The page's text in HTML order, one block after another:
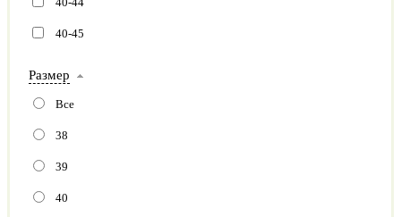
40-45
Размер
Все
38
39
40